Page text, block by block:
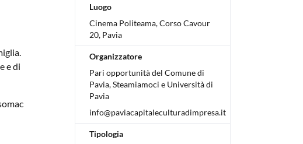
e di
Luogo
Cinema Politeama, Corso Cavour
20, Pavia
Organizzatore
Pari opportunità del Comune di
Pavia, Steamiamoci e Università di
Pavia
info@paviacapitaleculturadimpresa.it
Tipologia